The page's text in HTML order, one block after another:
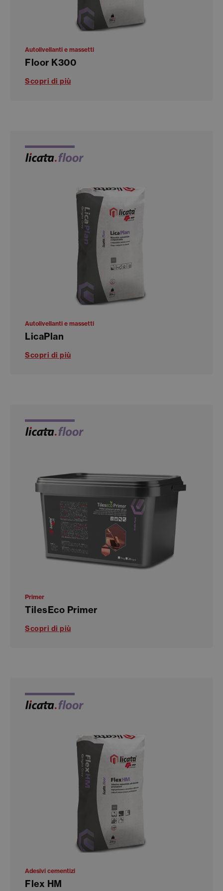
Autolivellanti e massetti
Floor K300
Scopri di più
Autolivellanti e massetti
LicaPlan
Scopri di più
Primer
TilesEco Primer
Scopri di più
Adesivi cementizi
Flex HM